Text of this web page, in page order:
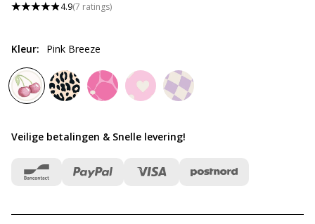
4.9(7 ratings)
Kleur: Pink Breeze
Veilige betalingen & Snelle levering!